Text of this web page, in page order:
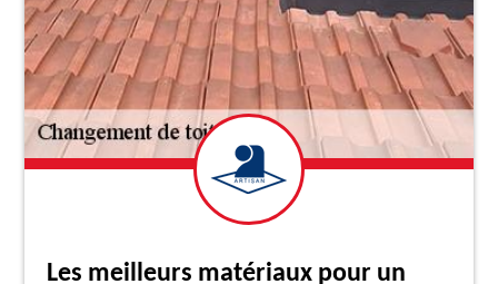
Les meilleurs matériaux pour un